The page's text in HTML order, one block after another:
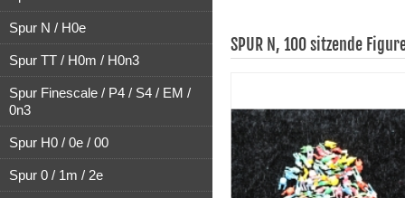
Spur N / H0e
Spur TT / H0m / H0n3
Spur Finescale / P4 / S4 / EM /
0n3
Spur H0 / 0e / 00
Spur 0 / 1m / 2e
SPUR N, 100 sitzende